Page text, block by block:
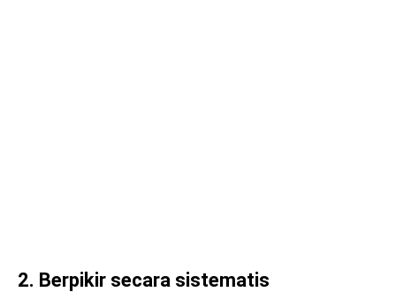
2. Berpikir secara sistematis